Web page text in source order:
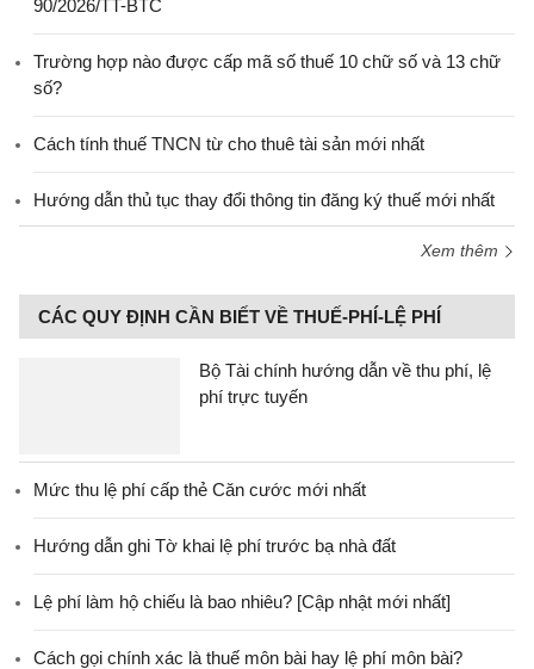
90/2026/TT-BTC
Trường hợp nào được cấp mã số thuế 10 chữ số và 13 chữ
số?
Cách tính thuế TNCN từ cho thuê tài sản mới nhất
Hướng dẫn thủ tục thay đổi thông tin đăng ký thuế mới nhất
Xem thêm
CÁC QUY ĐỊNH CẦN BIẾT VỀ THUẾ-PHÍ-LỆ PHÍ
Bộ Tài chính hướng dẫn về thu phí, lệ
phí trực tuyến
Mức thu lệ phí cấp thẻ Căn cước mới nhất
Hướng dẫn ghi Tờ khai lệ phí trước bạ nhà đất
Lệ phí làm hộ chiếu là bao nhiêu? [Cập nhật mới nhất]
Cách gọi chính xác là thuế môn bài hay lệ phí môn bài?